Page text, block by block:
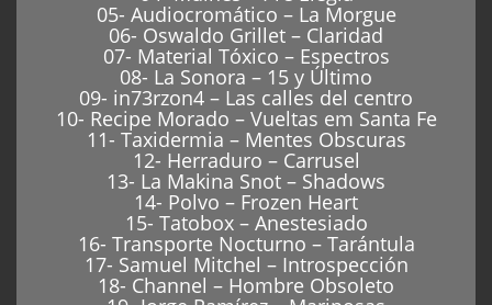
05- Audiocromático – La Morgue
06- Oswaldo Grillet – Claridad
07- Material Tóxico – Espectros
08- La Sonora – 15 y Último
09- in73rzon4 – Las calles del centro
10- Recipe Morado – Vueltas em Santa Fe
11- Taxidermia – Mentes Obscuras
12- Herraduro – Carrusel
13- La Makina Snot – Shadows
14- Polvo – Frozen Heart
15- Tatobox – Anestesiado
16- Transporte Nocturno – Tarántula
17- Samuel Mitchel – Introspección
18- Channel – Hombre Obsoleto